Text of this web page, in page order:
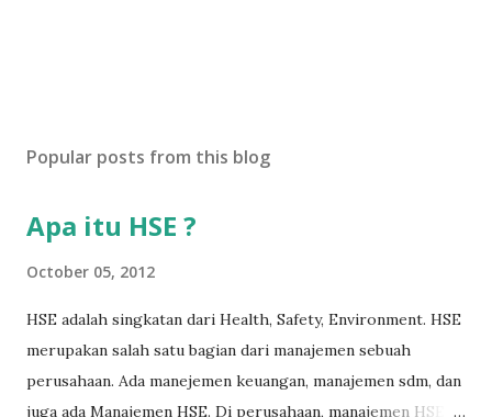
Popular posts from this blog
Apa itu HSE ?
October 05, 2012
HSE adalah singkatan dari Health, Safety, Environment. HSE
merupakan salah satu bagian dari manajemen sebuah
perusahaan. Ada manejemen keuangan, manajemen sdm, dan
juga ada Manajemen HSE. Di perusahaan, manajemen HSE